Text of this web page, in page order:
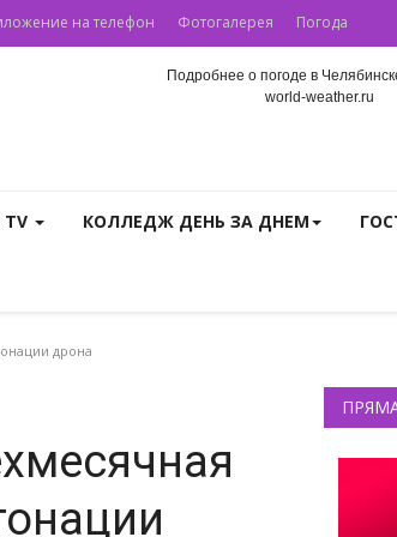
на телефон Фотогалерея Погода
Подробнее о погоде в
world-weather.ru
КОЛЛЕДЖ ДЕНЬ ЗА ДНЕМ
дрона